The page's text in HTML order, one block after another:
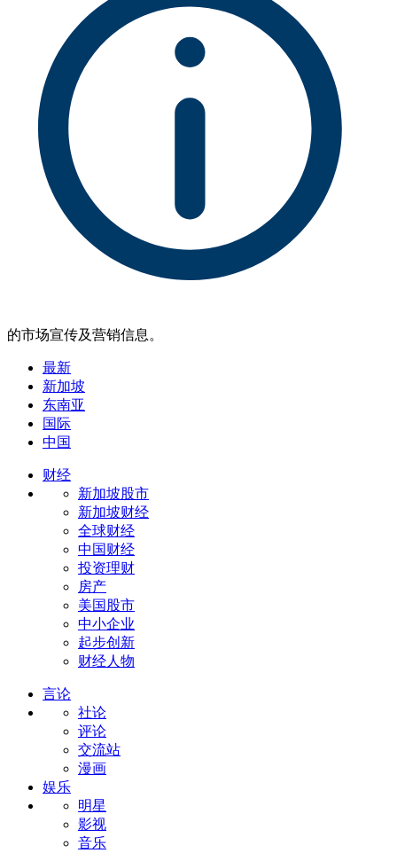
的市场宣传及营销信息。
最新
新加坡
东南亚
国际
中国
财经
新加坡股市
新加坡财经
全球财经
中国财经
投资理财
房产
美国股市
中小企业
起步创新
财经人物
言论
社论
评论
交流站
漫画
娱乐
明星
影视
音乐